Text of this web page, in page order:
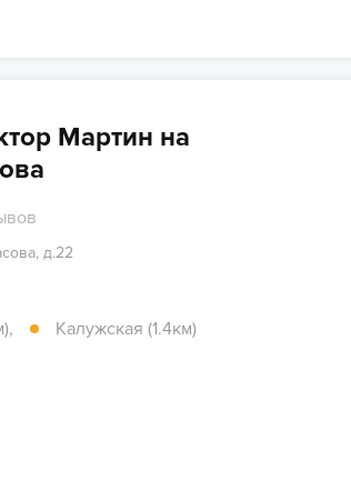
Мартин на
д.22
, Калужская (1.4км)